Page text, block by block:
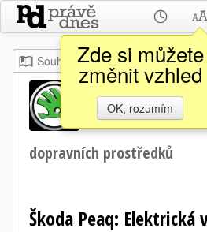
Zde si můžete
změnit vzhled
OK, rozumím
Souhrn Moje Z domova
ŠKODA
dopravních prostředků
Škoda Peaq: